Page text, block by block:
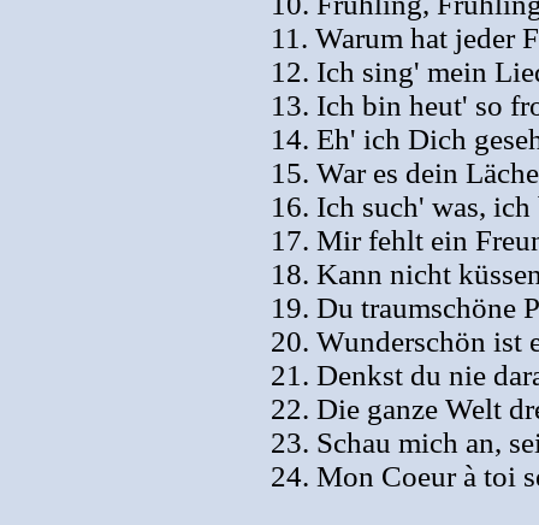
11. Warum hat jeder
12. Ich sing' mein
13. Ich bin heut' so
14. Eh' ich Dich
15. War es dein
16. Ich such' was,
17. Mir fehlt ein
18. Kann nicht
19. Du traumschöne
20. Wunderschön ist
21. Denkst du nie
22. Die ganze Welt
23. Schau mich an,
24. Mon Coeur à toi